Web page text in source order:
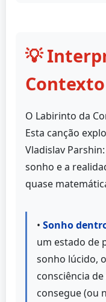
💡
O Labirinto da
Esta canção
Vladislav
sonho e a
quase
• Sonho
um estado de
sonho lúcido,
consciência
consegue (ou